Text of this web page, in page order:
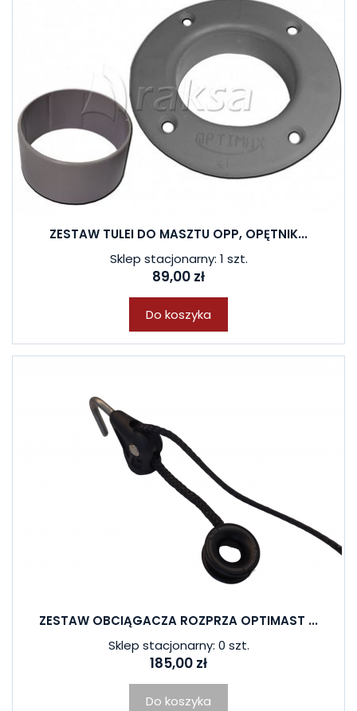
ZESTAW TULEI DO MASZTU OPP, OPĘTNIK...
Sklep stacjonarny: 1 szt.
89,00 zł
Do koszyka
ZESTAW OBCIĄGACZA ROZPRZA OPTIMAST ...
Sklep stacjonarny: 0 szt.
185,00 zł
Do koszyka